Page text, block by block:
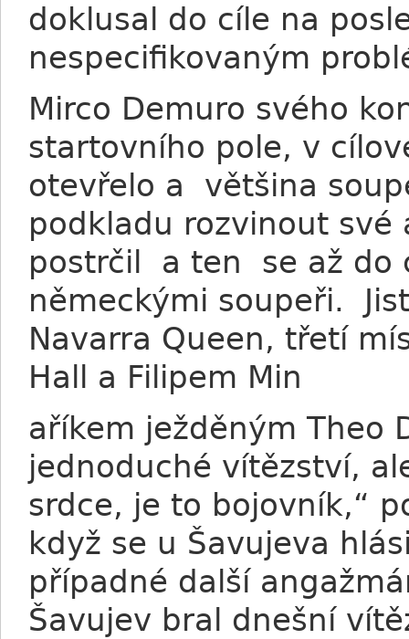
doklusal do cíle na
nespecifikovaným
Mirco Demuro svého
startovního pole, v
otevřelo a většina
podkladu rozvinout své
postrčil a ten se až do
německými soupeři.
Navarra Queen, třetí
Hall a Filipem Min
aříkem ježděným Theo
jednoduché vítězství,
srdce, je to bojovník,“
když se u Šavujeva
případné další
Šavujev bral dnešní